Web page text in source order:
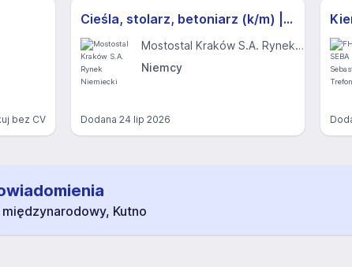
bez CV
Cieśla, stolarz, betoniarz (k/m) | Praca w Niemczech, bez j. niemieckiego | Darmowe zakwaterowanie
Mostostal Kraków S.A. Rynek Niemiecki
Niemcy
Dodana 24 lip 2026
Kutno